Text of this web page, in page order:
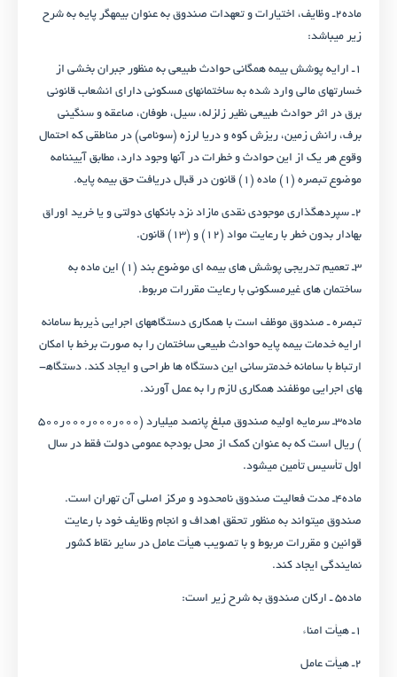
ماده۲ـ وظایف، اختیارات و تعهدات صندوق به عنوان بیمه­گر پایه به شرح
زیر می­باشد:
۱ـ ارایه پوشش بیمه همگانی حوادث طبیعی به منظور جبران بخشی از
خسارت­های مالی وارد شده به ساختمان­های مسکونی دارای انشعاب قانونی
برق در اثر حوادث طبیعی نظیر زلزله، سیل، طوفان، صاعقه و سنگینی
برف، رانش زمین، ریزش کوه و دریا لرزه (سونامی) در مناطقی که احتمال
وقوع هر یک از این حوادث و خطرات در آنها وجود دارد، مطابق آیین­نامه
موضوع تبصره (۱) ماده (۱) قانون در قبال دریافت حق بیمه پایه.
۲ـ سپرده­گذاری موجودی نقدی مازاد نزد بانک­های دولتی و یا خرید اوراق
بهادار بدون خطر با رعایت مواد (۱۲) و (۱۳) قانون.
۳ـ تعمیم تدریجی پوشش های بیمه ای موضوع بند (۱) این ماده به
ساختمان های غیرمسکونی با رعایت مقررات مربوط.
تبصره ـ صندوق موظف است با همکاری دستگاه­های اجرایی ذی­ربط سامانه
ارایه خدمات بیمه پایه حوادث طبیعی ساختمان را به صورت برخط با امکان
ارتباط با سامانه خدمت­رسانی این دستگاه ها طراحی و ایجاد کند. دستگاه­
های اجرایی موظفند همکاری لازم را به عمل آورند.
ماده۳ـ سرمایه اولیه صندوق مبلغ پانصد میلیارد (۰۰۰ر۰۰۰ر۰۰۰ر۵۰۰
) ریال است که به ­عنوان کمک از محل بودجه عمومی دولت فقط در سال
اول تأسیس تأمین می­شود.
ماده۴ـ مدت فعالیت صندوق نامحدود و مرکز اصلی آن تهران است.
صندوق می­تواند به منظور تحقق اهداف و انجام وظایف خود با رعایت
قوانین و مقررات مربوط و با تصویب هیأت عامل در سایر نقاط کشور
نمایندگی ایجاد کند.
ماده۵ ـ ارکان صندوق به شرح زیر است:
۱ـ هیأت امناء
۲ـ هیأت عامل